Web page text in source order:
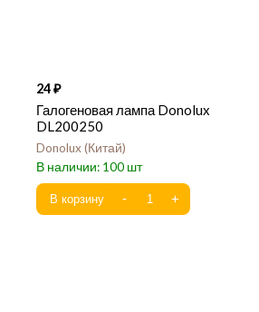
24
Галогеновая лампа Donolux
DL200250
Donolux Китай
100